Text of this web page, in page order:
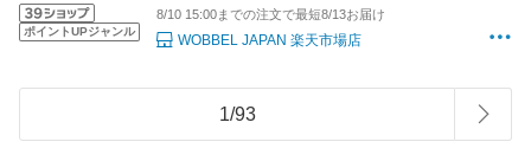
ポイントUPジャンル
8/10 15:00までの注文で最短8/13お届け
WOBBEL JAPAN 楽天市場店
1/93